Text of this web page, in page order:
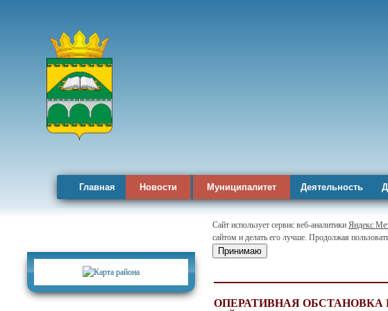
Главная Новости Муниципалитет Деятельность
Сайт использует сервис веб-аналитики Яндекс
сайтом и делать его лучше. Продолжая
Принимаю
ОПЕРАТИВНАЯ